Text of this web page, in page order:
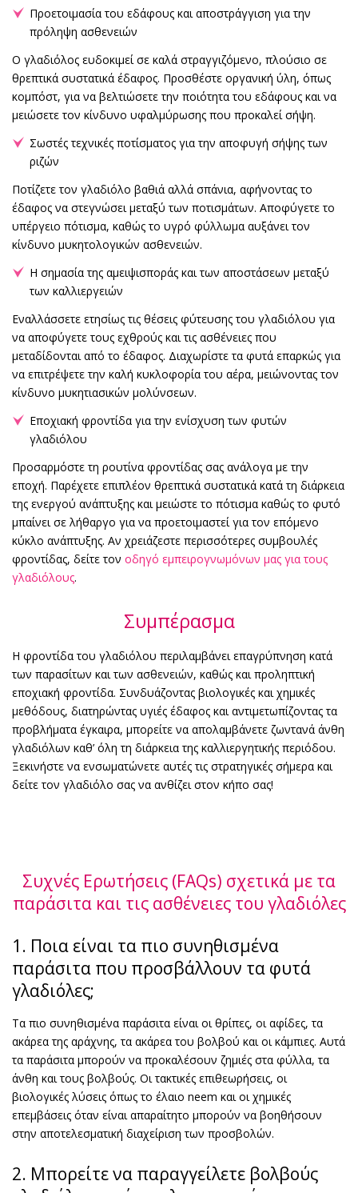
Προετοιμασία του εδάφους και αποστράγγιση για την
πρόληψη ασθενειών
Ο γλαδιόλος ευδοκιμεί σε καλά στραγγιζόμενο, πλούσιο σε
θρεπτικά συστατικά έδαφος. Προσθέστε οργανική ύλη, όπως
κομπόστ, για να βελτιώσετε την ποιότητα του εδάφους και να
μειώσετε τον κίνδυνο υφαλμύρωσης που προκαλεί σήψη.
Σωστές τεχνικές ποτίσματος για την αποφυγή σήψης των
ριζών
Ποτίζετε τον γλαδιόλο βαθιά αλλά σπάνια, αφήνοντας το
έδαφος να στεγνώσει μεταξύ των ποτισμάτων. Αποφύγετε το
υπέργειο πότισμα, καθώς το υγρό φύλλωμα αυξάνει τον
κίνδυνο μυκητολογικών ασθενειών.
Η σημασία της αμειψισποράς και των αποστάσεων μεταξύ
των καλλιεργειών
Εναλλάσσετε ετησίως τις θέσεις φύτευσης του γλαδιόλου για
να αποφύγετε τους εχθρούς και τις ασθένειες που
μεταδίδονται από το έδαφος. Διαχωρίστε τα φυτά επαρκώς για
να επιτρέψετε την καλή κυκλοφορία του αέρα, μειώνοντας τον
κίνδυνο μυκητιασικών μολύνσεων.
Εποχιακή φροντίδα για την ενίσχυση των φυτών
γλαδιόλου
Προσαρμόστε τη ρουτίνα φροντίδας σας ανάλογα με την
εποχή. Παρέχετε επιπλέον θρεπτικά συστατικά κατά τη διάρκεια
της ενεργού ανάπτυξης και μειώστε το πότισμα καθώς το φυτό
μπαίνει σε λήθαργο για να προετοιμαστεί για τον επόμενο
κύκλο ανάπτυξης. Αν χρειάζεστε περισσότερες συμβουλές
φροντίδας, δείτε τον οδηγό εμπειρογνωμόνων μας για τους
γλαδιόλους.
Συμπέρασμα
Η φροντίδα του γλαδιόλου περιλαμβάνει επαγρύπνηση κατά
των παρασίτων και των ασθενειών, καθώς και προληπτική
εποχιακή φροντίδα. Συνδυάζοντας βιολογικές και χημικές
μεθόδους, διατηρώντας υγιές έδαφος και αντιμετωπίζοντας τα
προβλήματα έγκαιρα, μπορείτε να απολαμβάνετε ζωντανά άνθη
γλαδιόλων καθ’ όλη τη διάρκεια της καλλιεργητικής περιόδου.
Ξεκινήστε να ενσωματώνετε αυτές τις στρατηγικές σήμερα και
δείτε τον γλαδιόλο σας να ανθίζει στον κήπο σας!
Συχνές Ερωτήσεις (FAQs) σχετικά με τα
παράσιτα και τις ασθένειες του γλαδιόλες
1. Ποια είναι τα πιο συνηθισμένα
παράσιτα που προσβάλλουν τα φυτά
γλαδιόλες;
Τα πιο συνηθισμένα παράσιτα είναι οι θρίπες, οι αφίδες, τα
ακάρεα της αράχνης, τα ακάρεα του βολβού και οι κάμπιες. Αυτά
τα παράσιτα μπορούν να προκαλέσουν ζημιές στα φύλλα, τα
άνθη και τους βολβούς. Οι τακτικές επιθεωρήσεις, οι
βιολογικές λύσεις όπως το έλαιο neem και οι χημικές
επεμβάσεις όταν είναι απαραίτητο μπορούν να βοηθήσουν
στην αποτελεσματική διαχείριση των προσβολών.
2. Μπορείτε να παραγγείλετε βολβούς